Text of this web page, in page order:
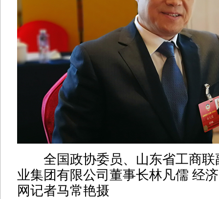
全国政协委员、山东省工商联
业集团有限公司董事长林凡儒 经
网记者马常艳摄